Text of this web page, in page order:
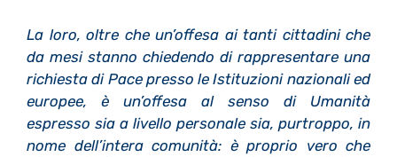
La loro, oltre che un’offesa ai tanti cittadini che
da mesi stanno chiedendo di rappresentare una
richiesta di Pace presso le Istituzioni nazionali ed
europee, è un’offesa al senso di Umanità
espresso sia a livello personale sia, purtroppo, in
nome dell’intera comunità: è proprio vero che